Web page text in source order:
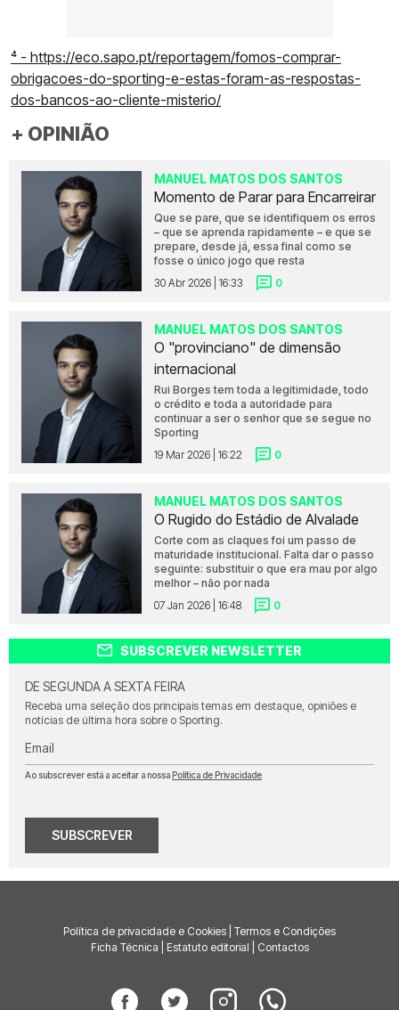
⁴ - https://eco.sapo.pt/reportagem/fomos-comprar-
obrigacoes-do-sporting-e-estas-foram-as-respostas-
dos-bancos-ao-cliente-misterio/
+ OPINIÃO
MANUEL MATOS DOS SANTOS
Momento de Parar para Encarreirar
Que se pare, que se identifiquem os erros
– que se aprenda rapidamente – e que se
prepare, desde já, essa final como se
fosse o único jogo que resta
30 Abr 2026 | 16:33
0
MANUEL MATOS DOS SANTOS
O "provinciano" de dimensão
internacional
Rui Borges tem toda a legitimidade, todo
o crédito e toda a autoridade para
continuar a ser o senhor que se segue no
Sporting
19 Mar 2026 | 16:22
0
MANUEL MATOS DOS SANTOS
O Rugido do Estádio de Alvalade
Corte com as claques foi um passo de
maturidade institucional. Falta dar o passo
seguinte: substituir o que era mau por algo
melhor – não por nada
07 Jan 2026 | 16:48
0
SUBSCREVER NEWSLETTER
DE SEGUNDA A SEXTA FEIRA
Receba uma seleção dos principais temas em destaque, opiniões e
notícias de última hora sobre o Sporting.
Email
Ao subscrever está a aceitar a nossa Política de Privacidade
SUBSCREVER
Política de privacidade e Cookies Termos e Condições
Ficha Técnica
Estatuto editorial Contactos